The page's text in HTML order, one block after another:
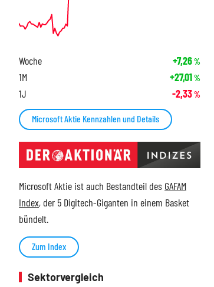
Woche +7,26%
1M +27,01%
1J -2,33%
Microsoft Aktie Kennzahlen und Details
Microsoft Aktie ist auch Bestandteil des GAFAM
Index, der 5 Digitech-Giganten in einem Basket
bündelt.
Zum Index
Sektorvergleich